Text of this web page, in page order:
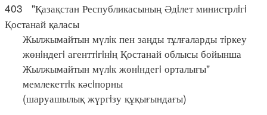
403 "Қазақстан Республикасының Әдiлет министрлiгi
Қостанай қаласы
Жылжымайтын мүлiк пен заңды тұлғаларды тiркеу
жөнiндегi агенттiгiнiң Қостанай облысы бойынша
Жылжымайтын мүлiк жөнiндегi орталығы"
мемлекеттiк кәсiпорны
(шаруашылық жүргiзу құқығындағы)